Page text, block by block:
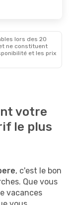
lors des 20
ne constituent
et les prix
votre
le plus
, c'est le bon
Que vous
vacances